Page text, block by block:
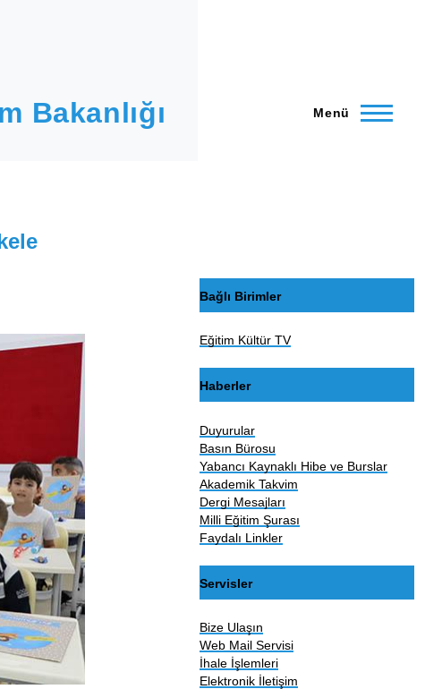
Bakanlığı Menü
Bağlı Birimler
Eğitim Kültür TV
Haberler
Duyurular
Basın Bürosu
Yabancı Kaynaklı Hibe ve Burslar
Akademik Takvim
Dergi Mesajları
Milli Eğitim Şurası
Faydalı Linkler
Servisler
Bize Ulaşın
Web Mail Servisi
İhale İşlemleri
Elektronik İletişim